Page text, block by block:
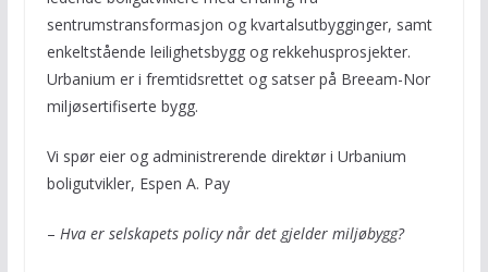
sentrumstransformasjon og kvartalsutbygginger, samt
enkeltstående leilighetsbygg og rekkehusprosjekter.
Urbanium er i fremtidsrettet og satser på Breeam-Nor
miljøsertifiserte bygg.
Vi spør eier og administrerende direktør i Urbanium
boligutvikler, Espen A. Pay
– Hva er selskapets policy når det gjelder miljøbygg?